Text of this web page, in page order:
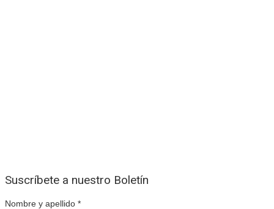
Suscríbete a nuestro Boletín
Nombre y apellido *